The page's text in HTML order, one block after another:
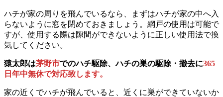
ハチが家の周りを飛んでいるなら、まずはハチが家の中へ入
らないように窓を閉めておきましょう。網戸の使用は可能で
すが、使用する際は隙間ができないように正しい使用法で換
気してください。
猿太郎は茅野市でのハチ駆除、ハチの巣の駆除・撤去に365
日年中無休で対応致します。
家の近くでハチが飛んでいると、近くに巣ができていないか